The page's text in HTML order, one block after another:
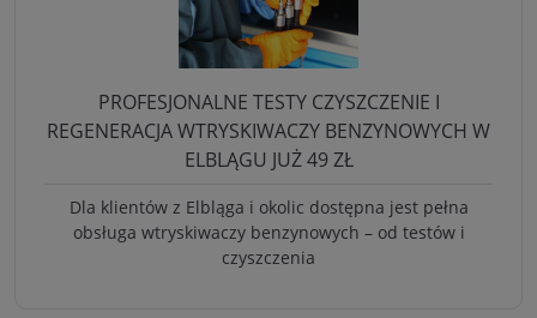
PROFESJONALNE TESTY CZYSZCZENIE I
REGENERACJA WTRYSKIWACZY BENZYNOWYCH W
ELBLĄGU JUŻ 49 ZŁ
Dla klientów z Elbląga i okolic dostępna jest pełna
obsługa wtryskiwaczy benzynowych – od testów i
czyszczenia